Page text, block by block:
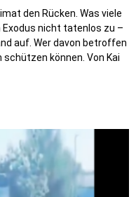
den Rücken. Was viele
nicht tatenlos zu –
auf. Wer davon betroffen
können. Von Kai